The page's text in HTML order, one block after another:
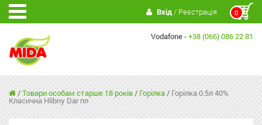
0
Вхід/ Реєстрація
Vodafone -+38 (066) 086 22 81
/Товари особам старше 18 років/ Горілка/ Горілка 0.5л 40%
Класична Hlibny Dar пл